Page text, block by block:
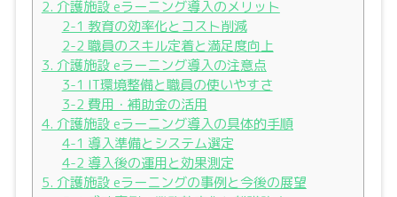
2. 介護施設 eラーニング導入のメリット
2-1 教育の効率化とコスト削減
2-2 職員のスキル定着と満足度向上
3. 介護施設 eラーニング導入の注意点
3-1 IT環境整備と職員の使いやすさ
3-2 費用・補助金の活用
4. 介護施設 eラーニング導入の具体的手順
4-1 導入準備とシステム選定
4-2 導入後の運用と効果測定
5. 介護施設 eラーニングの事例と今後の展望